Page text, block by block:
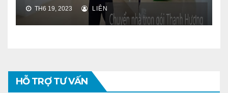
TH6 19, 2023 LIÊN
HỖ TRỢ TƯ VẤN